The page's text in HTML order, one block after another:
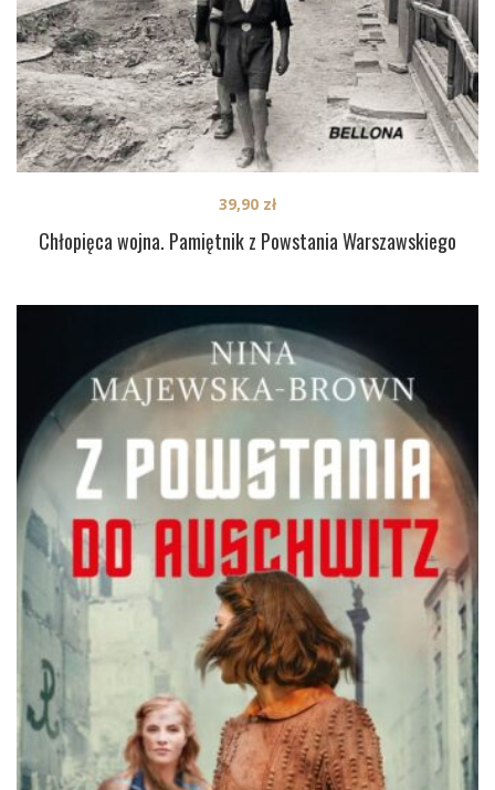
Chłopięca wojna. Pamiętnik z Powstania Warszawskiego
39,90 zł